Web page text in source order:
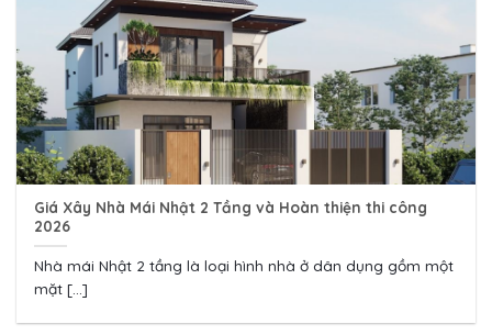
Giá Xây Nhà Mái Nhật 2 Tầng và Hoàn thiện thi công
2026
Nhà mái Nhật 2 tầng là loại hình nhà ở dân dụng gồm một
mặt [...]